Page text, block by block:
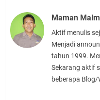
Maman
Aktif menulis
Menjadi
tahun 1999.
Sekarang aktif
beberapa Blog/